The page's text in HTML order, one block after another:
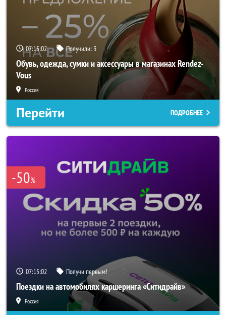
07:15:00 Получили: 3
Обувь, одежда, сумки и аксессуары в магазинах Rendez-
Vous
Россия
Перейти ПОДРОБНЕЕ
-50%
07:15:00 Получи первым!
Поездки на автомобилях каршеринга «Ситидрайв»
Россия